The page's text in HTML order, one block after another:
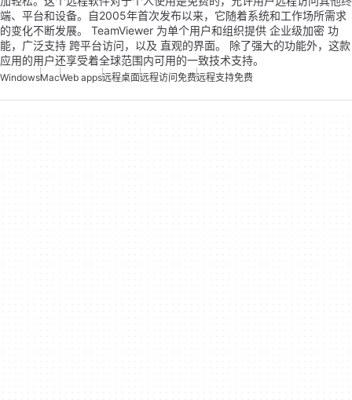
端、平台和设备。自2005年首次发布以来，它随着系统和工作场所需求
的变化不断发展。 TeamViewer 为单个用户和组织提供 企业级加密 功
能，广泛支持 跨平台访问，以及 直观的界面。 除了强大的功能外，这款
应用的用户还享受着全球范围内可用的一致技术支持。
WindowsMacWeb apps远程桌面远程访问免费远程支持免费